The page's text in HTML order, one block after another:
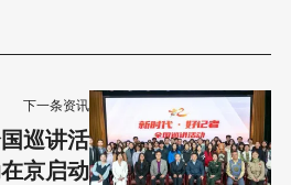
下一条资讯
巡讲活
京启动